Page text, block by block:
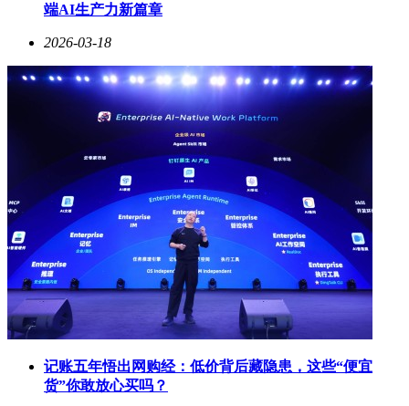
端AI生产力新篇章
2026-03-18
记账五年悟出网购经：低价背后藏隐患，这些“便宜
货”你敢放心买吗？